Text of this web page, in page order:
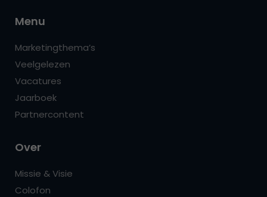
Menu
Marketingthema’s
Veelgelezen
Vacatures
Jaarboek
Partnercontent
Over
Missie & Visie
Colofon